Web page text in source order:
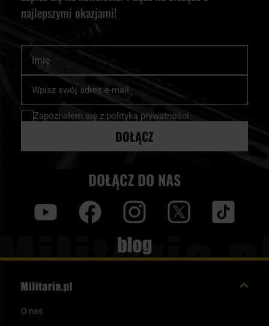
najlepszymi okazjami!
nasz
newsletter:
Zapoznałem się z polityką prywatności
DOŁĄCZ
DOŁĄCZ DO NAS
Blog
O nas